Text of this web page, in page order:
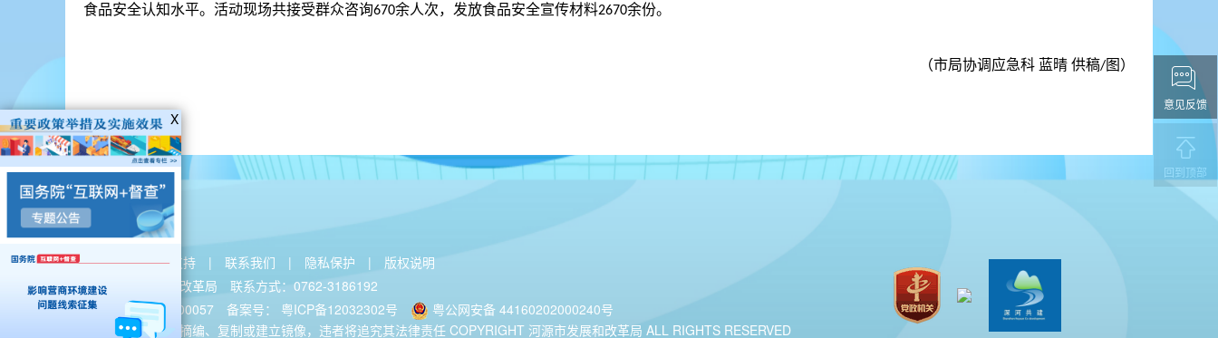
关于本站 | 技术支持 | 联系我们 | 隐私保护 |
版权说明
主办：河源市发展和改革局
联系方式：0762-3186192
网站标识码：4416000057
备案号： 粤ICP备12032302号
粤公网安备 44160202000240号
未经授权禁止转载、摘编、复制或建立镜像，违者将追究其法律责任 COPYRIGHT 河源市发展和改革局 ALL RIGHTS RESERVED
X
意见反馈
回到顶部